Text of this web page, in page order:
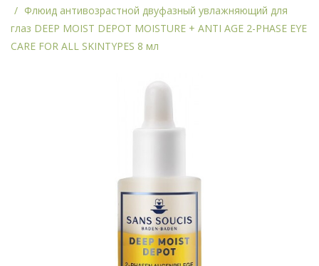
Флюид антивозрастной двуфазный увлажняющий для
глаз DEEP MOIST DEPOT MOISTURE + ANTI AGE 2-PHASE EYE
CARE FOR ALL SKINTYPES 8 мл